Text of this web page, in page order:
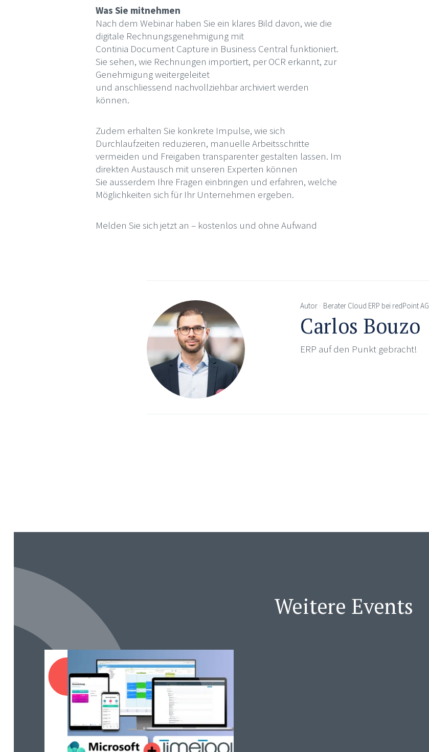
Was Sie mitnehmen
Nach dem Webinar haben Sie ein klares Bild davon, wie die
digitale Rechnungsgenehmigung mit
Continia Document Capture in Business Central funktioniert.
Sie sehen, wie Rechnungen importiert, per OCR erkannt, zur
Genehmigung weitergeleitet
und anschliessend nachvollziehbar archiviert werden
können.
Zudem erhalten Sie konkrete Impulse, wie sich
Durchlaufzeiten reduzieren, manuelle Arbeitsschritte
vermeiden und Freigaben transparenter gestalten lassen. Im
direkten Austausch mit unseren Experten können
Sie ausserdem Ihre Fragen einbringen und erfahren, welche
Möglichkeiten sich für Ihr Unternehmen ergeben.
Melden Sie sich jetzt an – kostenlos und ohne Aufwand
Autor Berater Cloud ERP bei redPoint AG
Carlos Bouzo
ERP auf den Punkt gebracht!
Weitere Events